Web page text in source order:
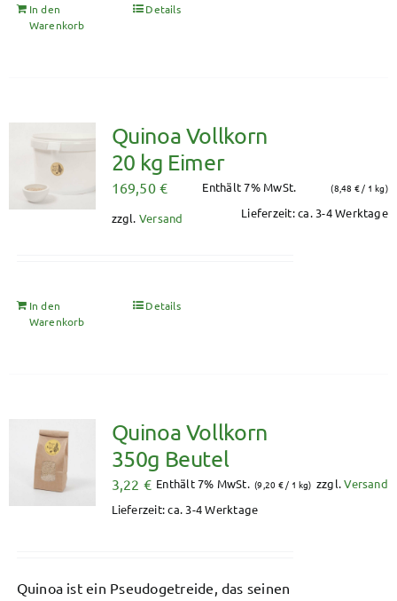
In den
Warenkorb
Details
Quinoa Vollkorn
20 kg Eimer
169,50€ Enthält 7% MwSt. (8,48 € / 1 kg)
zzgl. Versand Lieferzeit: ca. 3-4 Werktage
In den
Warenkorb
Details
Quinoa Vollkorn
350g Beutel
3,22 € Enthält 7% MwSt. (9,20 €/ 1 kg) zzgl.Versand
Lieferzeit: ca. 3-4 Werktage
Quinoa ist ein Pseudogetreide, das seinen